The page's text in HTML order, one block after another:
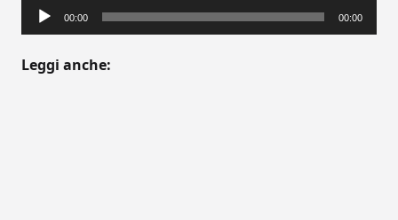
Audio
Player
00:00 00:00
Leggi anche: